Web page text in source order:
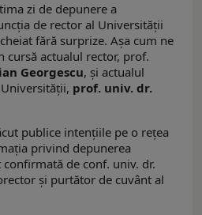
zi de depunere a
de rector al Universității
fără surprize. Așa cum ne
cursă actualul rector, prof.
Georgescu, și actualul
prof. univ. dr.
publice intențiile pe o rețea
privind depunerea
de conf. univ. dr.
și purtător de cuvânt al